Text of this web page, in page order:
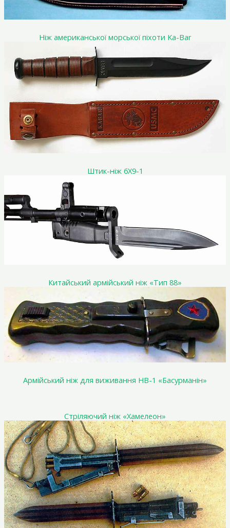
Ніж американської морської піхоти Ka-Bar
Штик-ніж 6X9-1
Китайський армійський ніж «Тип 88»
Армійський ніж для виживання HB-1 «Басурманін»
Стріляючий ніж «Хамелеон»